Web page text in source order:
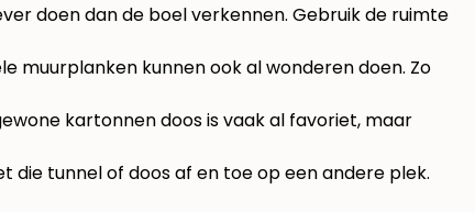
doen dan de boel verkennen. Gebruik de ruimte
muurplanken kunnen ook al wonderen doen. Zo
kartonnen doos is vaak al favoriet, maar
die tunnel of doos af en toe op een andere plek.